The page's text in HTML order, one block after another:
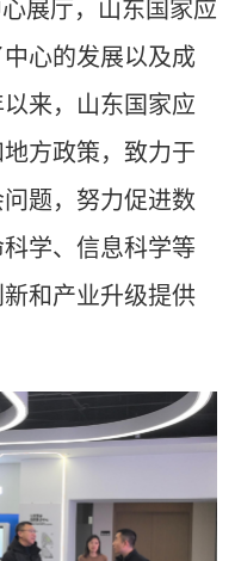
展厅，山东国家应
心的发展以及成
来，山东国家应
方政策，致力于
题，努力促进数
学、信息科学等
和产业升级提供